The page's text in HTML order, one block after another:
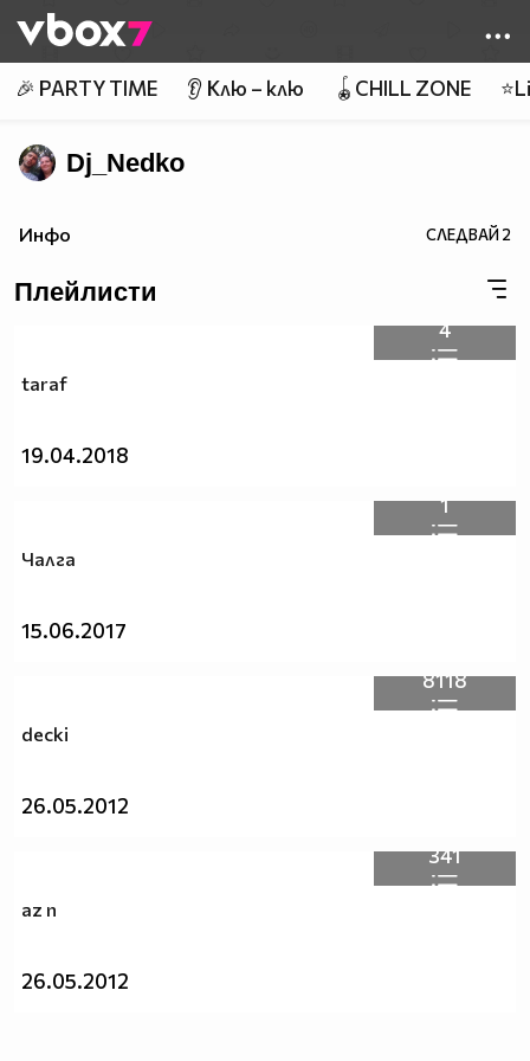
👾
🎉 PARTY TIME 👂 Клю – клю 🪀CHILL ZONE
Dj_Nedko
Инфо СЛЕДВАЙ2
Плейлисти
4
taraf
19.04.2018
1
Чалга
15.06.2017
8118
decki
26.05.2012
341
az n
26.05.2012